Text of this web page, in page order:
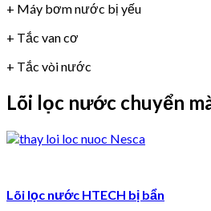
+ Máy bơm nước bị yếu
+ Tắc van cơ
+ Tắc vòi nước
Lõi lọc nước chuyển
Lõi lọc nước HTECH bị bẩn